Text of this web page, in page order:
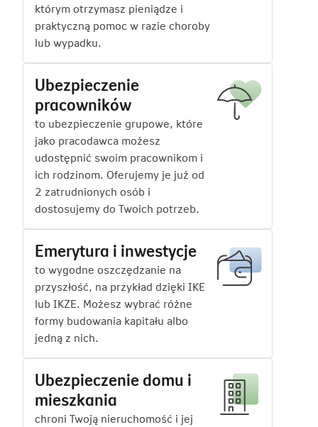
którym otrzymasz pieniądze i
praktyczną pomoc w razie choroby
lub wypadku.
Ubezpieczenie
pracowników
to ubezpieczenie grupowe, które
jako pracodawca możesz
udostępnić swoim pracownikom i
ich rodzinom. Oferujemy je już od
2 zatrudnionych osób i
dostosujemy do Twoich potrzeb.
Emerytura i inwestycje
to wygodne oszczędzanie na
przyszłość, na przykład dzięki IKE
lub IKZE. Możesz wybrać różne
formy budowania kapitału albo
jedną z nich.
Ubezpieczenie domu i
mieszkania
chroni Twoją nieruchomość i jej